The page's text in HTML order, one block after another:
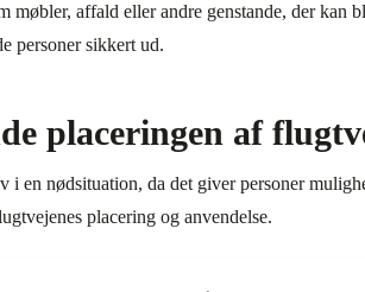
affald eller andre genstande, der kan
personer sikkert ud.
placeringen af
en nødsituation, da det giver personer
placering og anvendelse.